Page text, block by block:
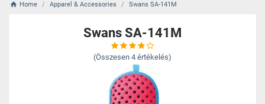
Home Apparel & Accessories Swans SA-141M
Swans SA-141M
(Összesen 4 értékelés)